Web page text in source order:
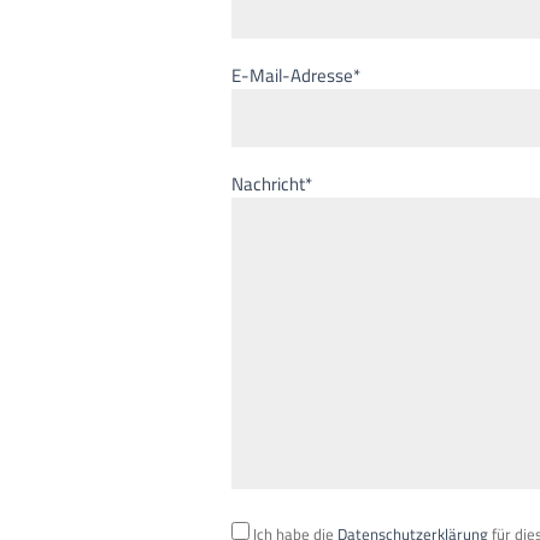
E-Mail-Adresse*
Nachricht*
Ich habe die Datenschutzerklärungfür